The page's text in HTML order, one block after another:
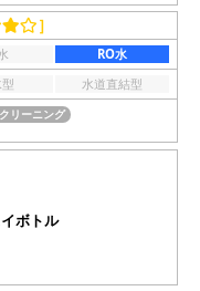
］
RO水
水道直結型
リーニング
ボトル